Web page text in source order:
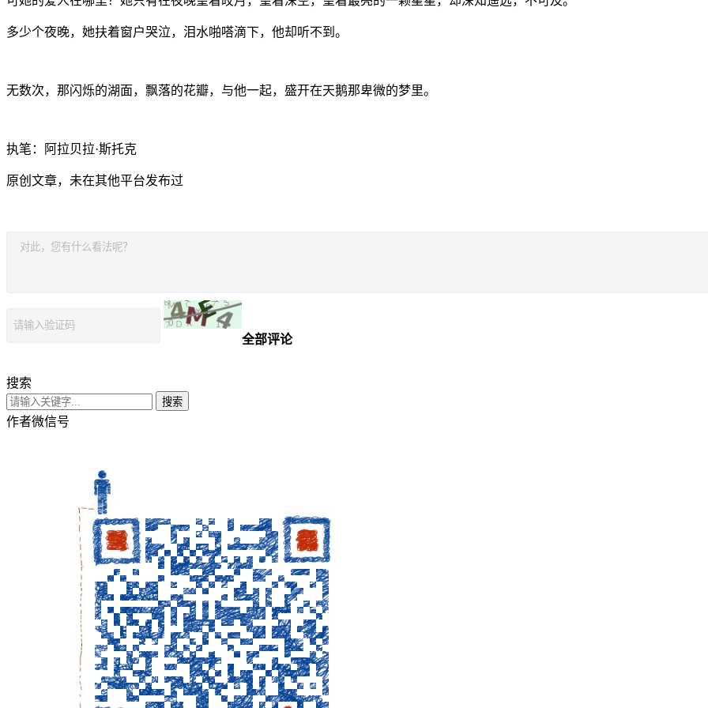
多少个夜晚，她扶着窗户哭泣，泪水啪嗒滴下，他却听不到。
无数次，那闪烁的湖面，飘落的花瓣，与他一起，盛开在天鹅那卑微的梦里。
执笔：阿拉贝拉·斯托克
原创文章，未在其他平台发布过
全部评论
搜索
搜索
作者微信号